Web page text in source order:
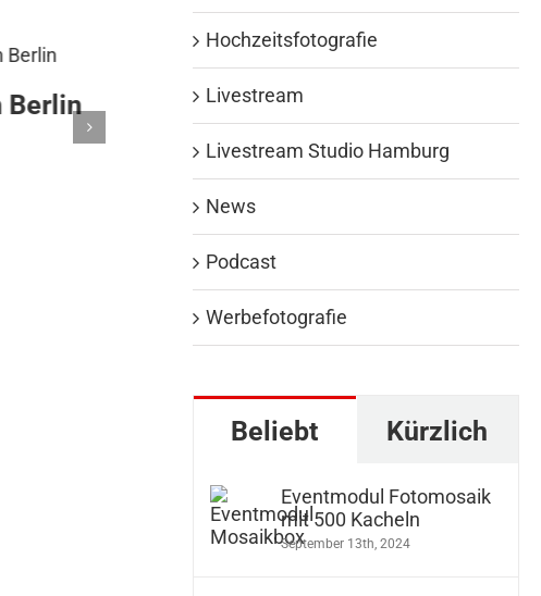
in
Eventfotografie in
Hamburg
November 30th, 2023
Hochzeitsfotografie
Livestream
Livestream Studio Hamburg
News
Podcast
Werbefotografie
Beliebt Kürzlich
Eventmodul Fotomosaik
mit 500 Kacheln
September 13th, 2024